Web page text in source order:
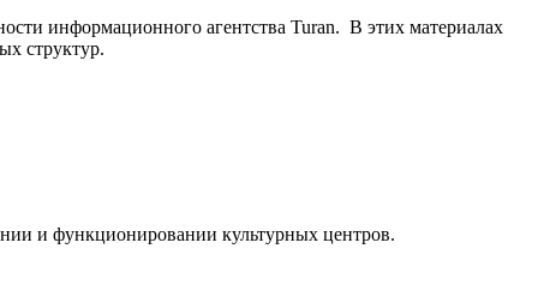
информационного агентства Turan. В этих материалах
структур.
и функционировании культурных центров.